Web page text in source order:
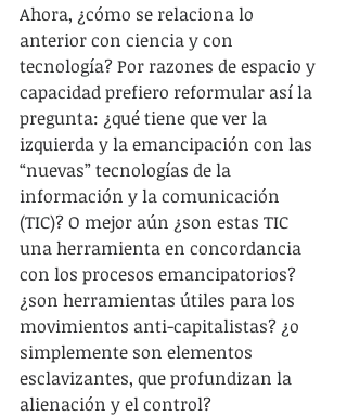
Ahora, ¿cómo se relaciona lo
anterior con ciencia y con
tecnología? Por razones de espacio y
capacidad prefiero reformular así la
pregunta: ¿qué tiene que ver la
izquierda y la emancipación con las
“nuevas” tecnologías de la
información y la comunicación
(TIC)? O mejor aún ¿son estas TIC
una herramienta en concordancia
con los procesos emancipatorios?
¿son herramientas útiles para los
movimientos anti-capitalistas? ¿o
simplemente son elementos
esclavizantes, que profundizan la
alienación y el control?